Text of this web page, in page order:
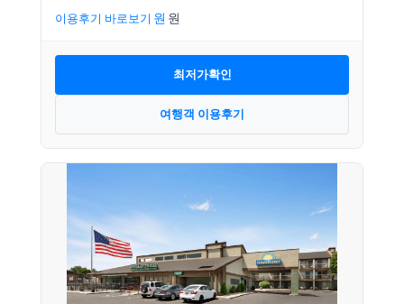
이용후기 바로보기
최저가확인
여행객 이용후기